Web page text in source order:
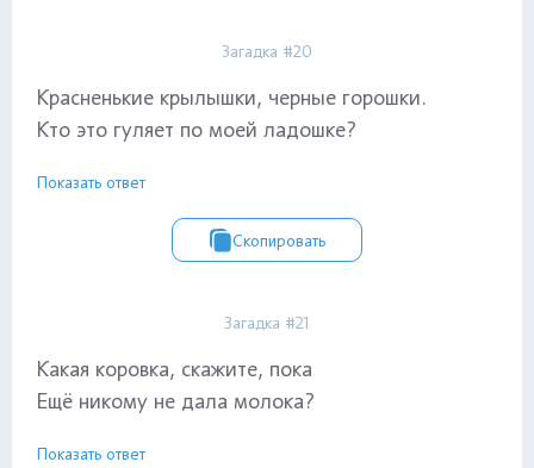
Загадка #20
Красненькие крылышки, черные горошки.
Кто это гуляет по моей ладошке?
Показать ответ
Скопировать
Загадка #21
Какая коровка, скажите, пока
Ещё никому не дала молока?
Показать ответ